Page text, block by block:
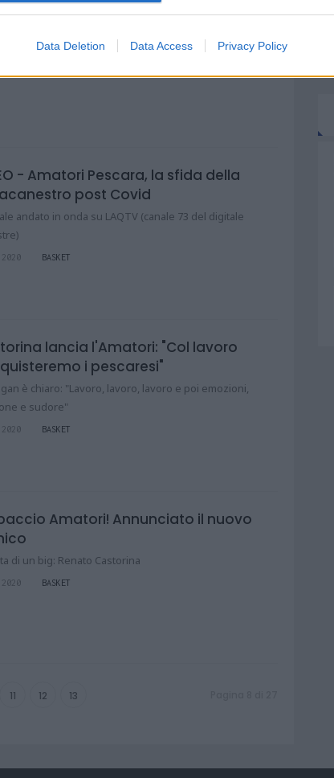
Data Deletion Data Access Privacy Policy
BASKET
- Amatori Pescara, la sfida della
post Covid
andato in onda su LAQTV (canale 73 del digitale
BASKET
lancia l'Amatori: "Col lavoro
i pescaresi"
è chiaro: "Lavoro, lavoro, lavoro e poi emozioni,
e sudore"
BASKET
Amatori! Annunciato il nuovo
di un big: Renato Castorina
BASKET
11 12 13